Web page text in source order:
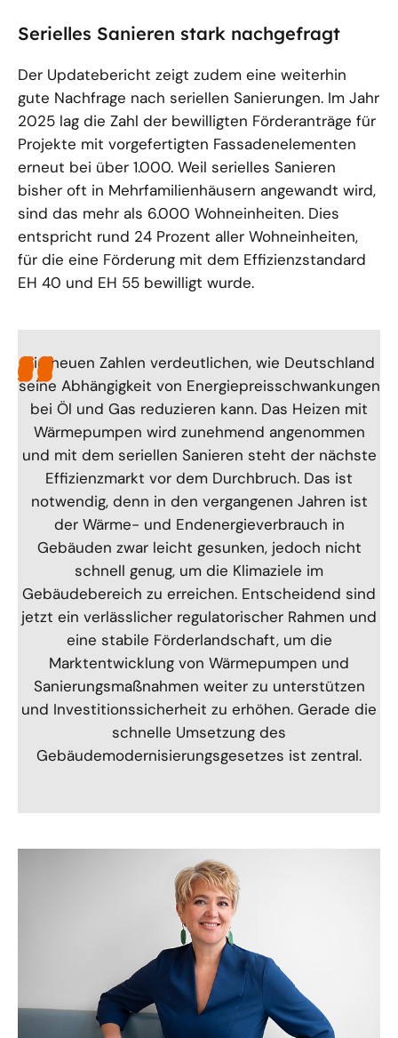
Serielles Sanieren stark nachgefragt
Der Updatebericht zeigt zudem eine weiterhin
gute Nachfrage nach seriellen Sanierungen. Im Jahr
2025 lag die Zahl der bewilligten Förderanträge für
Projekte mit vorgefertigten Fassadenelementen
erneut bei über 1.000. Weil serielles Sanieren
bisher oft in Mehrfamilienhäusern angewandt wird,
sind das mehr als 6.000 Wohneinheiten. Dies
entspricht rund 24 Prozent aller Wohneinheiten,
für die eine Förderung mit dem Effizienzstandard
EH 40 und EH 55 bewilligt wurde.
Die neuen Zahlen verdeutlichen, wie Deutschland
seine Abhängigkeit von Energiepreisschwankungen
bei Öl und Gas reduzieren kann. Das Heizen mit
Wärmepumpen wird zunehmend angenommen
und mit dem seriellen Sanieren steht der nächste
Effizienzmarkt vor dem Durchbruch. Das ist
notwendig, denn in den vergangenen Jahren ist
der Wärme- und Endenergieverbrauch in
Gebäuden zwar leicht gesunken, jedoch nicht
schnell genug, um die Klimaziele im
Gebäudebereich zu erreichen. Entscheidend sind
jetzt ein verlässlicher regulatorischer Rahmen und
eine stabile Förderlandschaft, um die
Marktentwicklung von Wärmepumpen und
Sanierungsmaßnahmen weiter zu unterstützen
und Investitionssicherheit zu erhöhen. Gerade die
schnelle Umsetzung des
Gebäudemodernisierungsgesetzes ist zentral.